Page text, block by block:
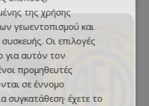
της χρήσης
γεωεντοπισμού και
Οι επιλογές
για αυτόν τον
προμηθευτές
σε έννομο
συγκατάθεση· έχετε το